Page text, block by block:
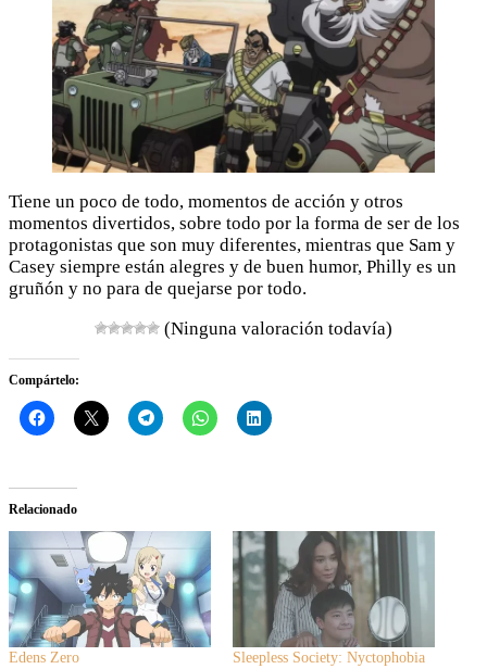
Tiene un poco de todo, momentos de acción y otros
momentos divertidos, sobre todo por la forma de ser de los
protagonistas que son muy diferentes, mientras que Sam y
Casey siempre están alegres y de buen humor, Philly es un
gruñón y no para de quejarse por todo.
(Ninguna valoración todavía)
Compártelo:
Relacionado
Edens Zero
Sleepless Society: Nyctophobia